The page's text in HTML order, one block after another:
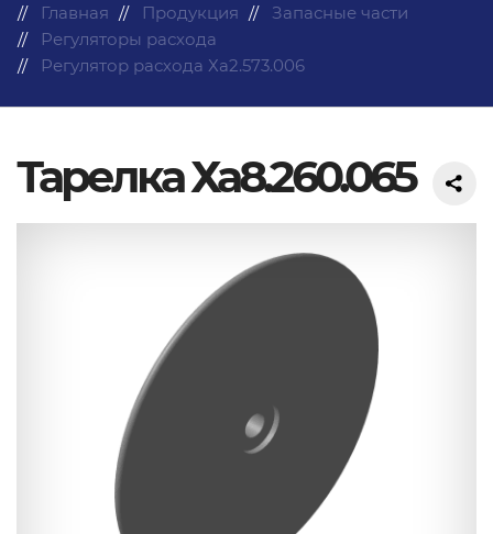
Главная Продукция
Запасные части
Регуляторы расхода
Регулятор расхода Ха2.573.006
Тарелка Ха8.260.065